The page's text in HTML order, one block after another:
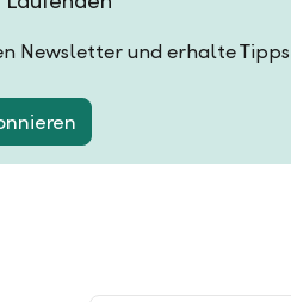
Newsletter und erhalte